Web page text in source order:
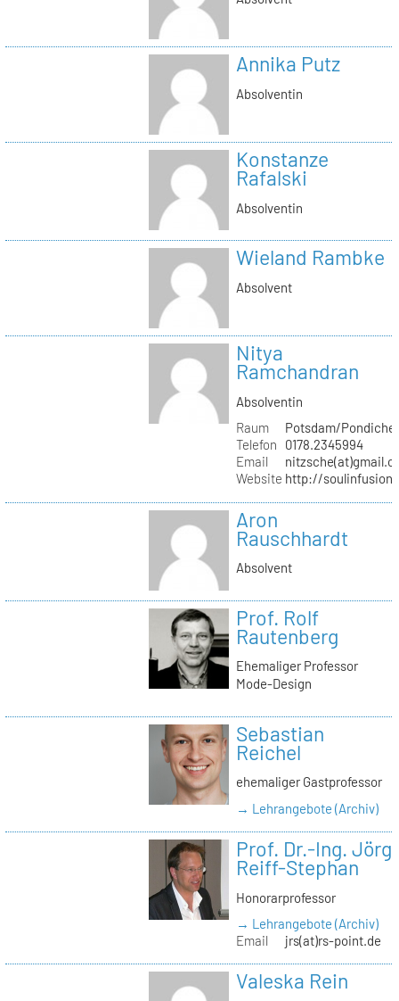
Annika Putz
Absolventin
Konstanze
Rafalski
Absolventin
Wieland Rambke
Absolvent
Nitya
Ramchandran
Absolventin
Raum
Potsdam/
Telefon
0178.2345994
Email
Website http://
Aron
Rauschhardt
Absolvent
Prof. Rolf
Rautenberg
Ehemaliger Professor
Mode-Design
Sebastian
Reichel
ehemaliger Gastprofessor
→ Lehrangebote (Archiv)
Prof. Dr.-Ing. Jörg
Reiff-Stephan
Honorarprofessor
→ Lehrangebote (Archiv)
Email
jrs(at)rs-point.de
Valeska Rein